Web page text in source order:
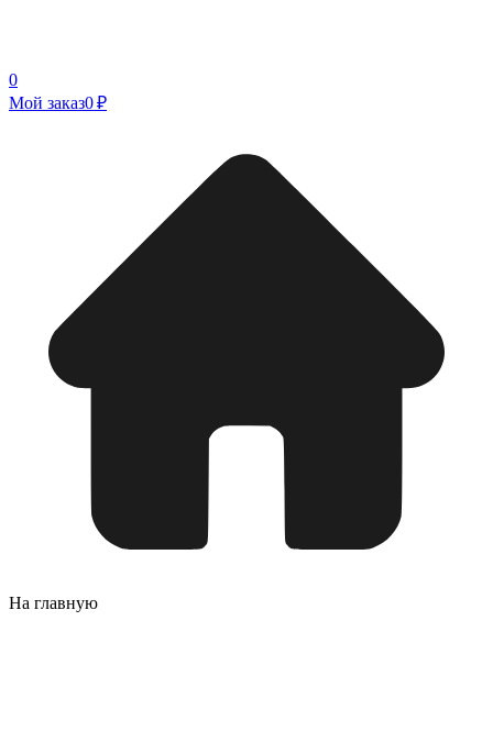
0
Мой заказ0 ₽
На главную